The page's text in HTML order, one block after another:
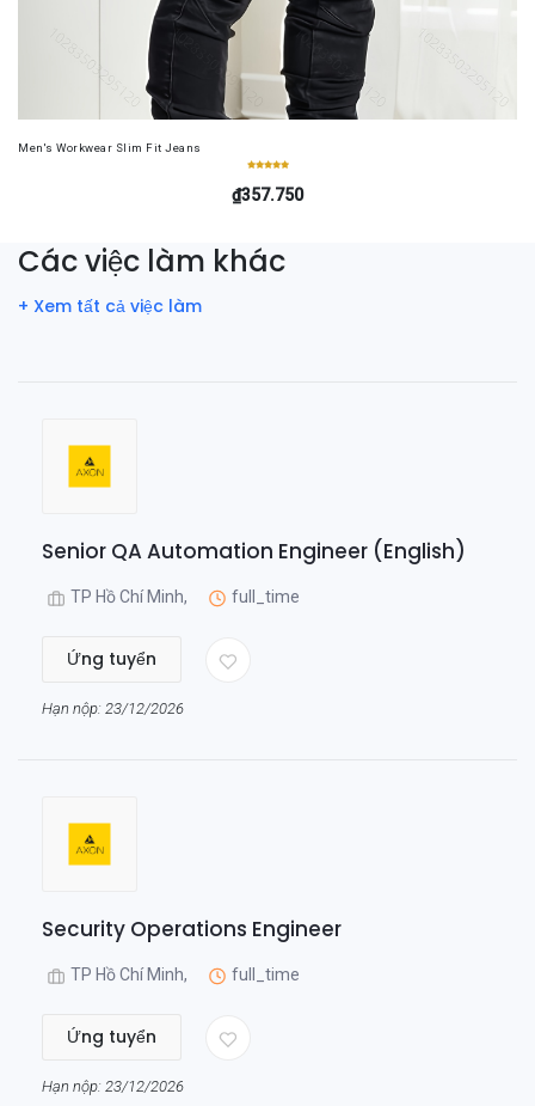
Men's Workwear Slim Fit Jeans
₫357.750
Các việc làm khác
+ Xem tất cả việc làm
Senior QA Automation Engineer (English)
TP Hồ Chí Minh, full_time
Ứng tuyển
Hạn nộp: 23/12/2026
Security Operations Engineer
TP Hồ Chí Minh, full_time
Ứng tuyển
Hạn nộp: 23/12/2026